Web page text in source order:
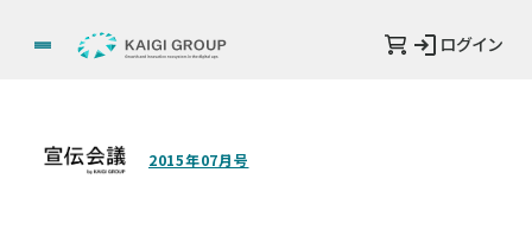
ログイン
2015年07月号